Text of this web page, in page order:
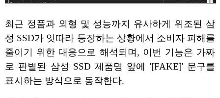
최근 정품과 외형 및 성능까지 유사하게 위조된 삼
성 SSD가 잇따라 등장하는 상황에서 소비자 피해를
줄이기 위한 대응으로 해석되며, 이번 기능은 가짜
로 판별된 삼성 SSD 제품명 앞에 '[FAKE]' 문구를
표시하는 방식으로 동작한다.